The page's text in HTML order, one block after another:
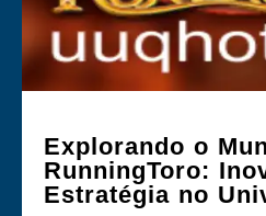
Explorando o
RunningToro:
Estratégia no